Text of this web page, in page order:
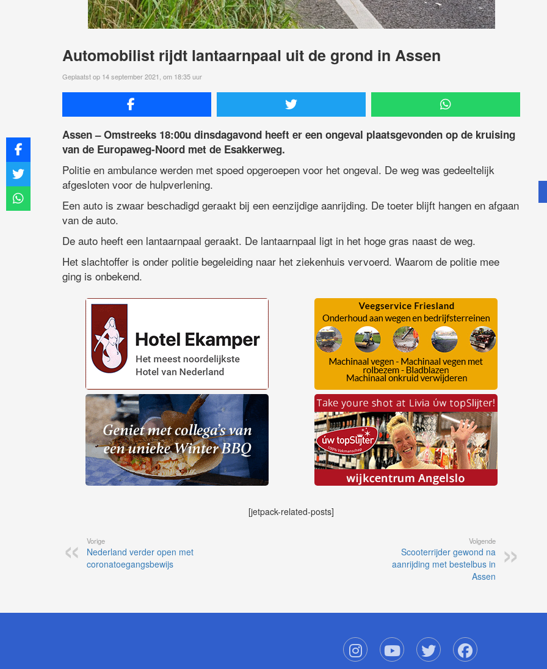
Automobilist rijdt lantaarnpaal uit de grond in Assen
Geplaatst op 14 september 2021, om 18:35 uur
Assen – Omstreeks 18:00u dinsdagavond heeft er een ongeval plaatsgevonden op de kruising
van de Europaweg-Noord met de Esakkerweg.
Politie en ambulance werden met spoed opgeroepen voor het ongeval. De weg was gedeeltelijk
afgesloten voor de hulpverlening.
Een auto is zwaar beschadigd geraakt bij een eenzijdige aanrijding. De toeter blijft hangen en afgaan
van de auto.
De auto heeft een lantaarnpaal geraakt. De lantaarnpaal ligt in het hoge gras naast de weg.
Het slachtoffer is onder politie begeleiding naar het ziekenhuis vervoerd. Waarom de politie mee
ging is onbekend.
[jetpack-related-posts]
Vorige
Nederland verder open met
coronatoegangsbewijs
Volgende
Scooterrijder gewond na
aanrijding met bestelbus in
Assen